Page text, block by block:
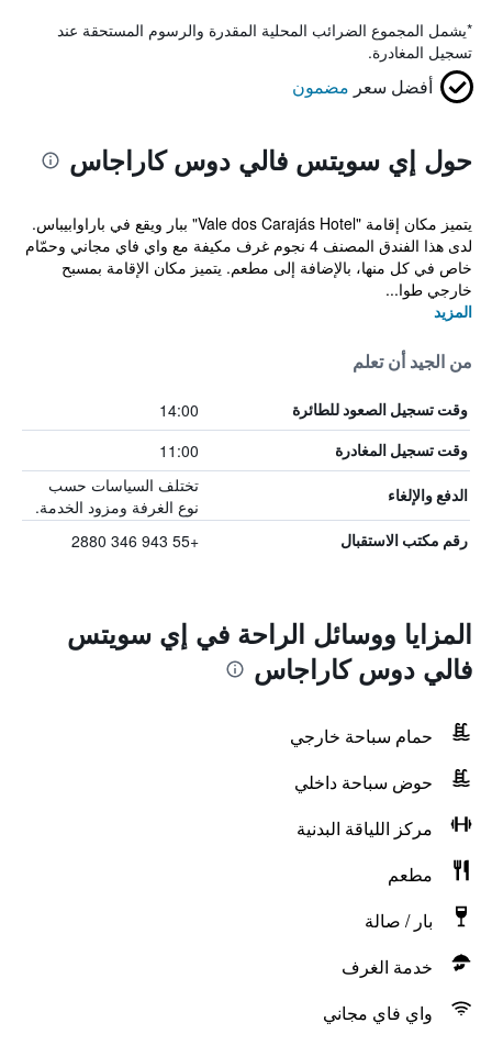
*يشمل المجموع الضرائب المحلية المقدرة والرسوم المستحقة عند
تسجيل المغادرة.
أفضل سعر مضمون
حول إي سويتس فالي دوس كاراجاس
يتميز مكان إقامة "Vale dos Carajás Hotel" ببار ويقع في باراوابيباس.
لدى هذا الفندق المصنف 4 نجوم غرف مكيفة مع واي فاي مجاني وحمّام
خاص في كل منها، بالإضافة إلى مطعم. يتميز مكان الإقامة بمسبح
خارجي طوا...
المزيد
من الجيد أن تعلم
وقت تسجيل الصعود للطائرة 14:00
وقت تسجيل المغادرة 11:00
الدفع والإلغاء
تختلف السياسات حسب
نوع الغرفة ومزود الخدمة.
رقم مكتب الاستقبال +55 943 346 2880
المزايا ووسائل الراحة في إي سويتس
فالي دوس كاراجاس
حمام سباحة خارجي
حوض سباحة داخلي
مركز اللياقة البدنية
مطعم
بار / صالة
خدمة الغرف
واي فاي مجاني